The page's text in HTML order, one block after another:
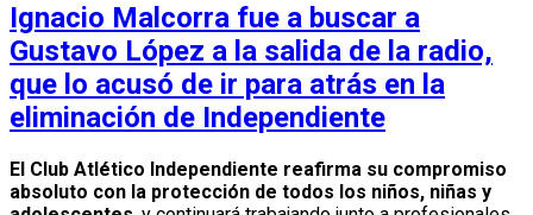
Ignacio Malcorra fue a buscar a
Gustavo López a la salida de la radio,
que lo acusó de ir para atrás en la
eliminación de Independiente
El Club Atlético Independiente reafirma su compromiso
absoluto con la protección de todos los niños, niñas y